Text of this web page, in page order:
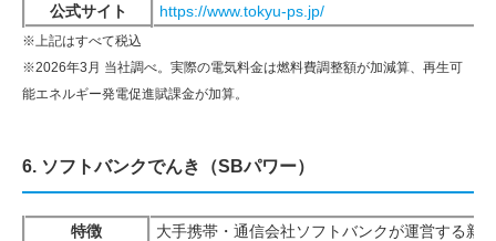
公式サイト
https://www.tokyu-ps.jp/
※上記はすべて税込
※2026年3月 当社調べ。実際の電気料金は燃料費調整額が加減算、再生可
能エネルギー発電促進賦課金が加算。
6. ソフトバンクでんき（SBパワー）
特徴 大手携帯・通信会社ソフトバンクが運営する新